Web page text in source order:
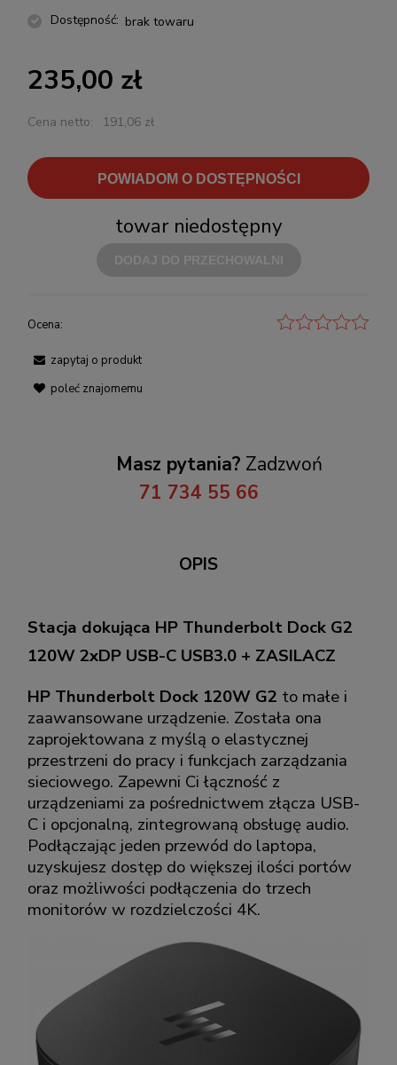
Dostępność: brak towaru
235,00 zł
Cena netto: 191,06 zł
POWIADOM O DOSTĘPNOŚCI
towar niedostępny
Ocena:
zapytaj o produkt
poleć znajomemu
Masz pytania? Zadzwoń
71 734 55 66
OPIS
Stacja dokująca HP Thunderbolt Dock G2
120W 2xDP USB-C USB3.0 + ZASILACZ
HP Thunderbolt Dock 120W G2 to małe i
zaawansowane urządzenie. Została ona
zaprojektowana z myślą o elastycznej
przestrzeni do pracy i funkcjach zarządzania
sieciowego. Zapewni Ci łączność z
urządzeniami za pośrednictwem złącza USB-
C i opcjonalną, zintegrowaną obsługę audio.
Podłączając jeden przewód do laptopa,
uzyskujesz dostęp do większej ilości portów
oraz możliwości podłączenia do trzech
monitorów w rozdzielczości 4K.